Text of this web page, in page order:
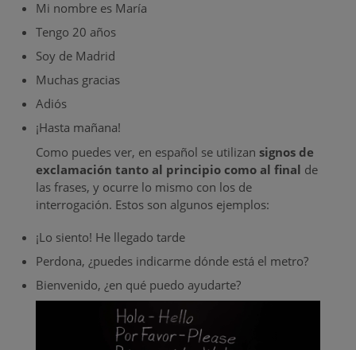
Mi nombre es María
Tengo 20 años
Soy de Madrid
Muchas gracias
Adiós
¡Hasta mañana!
Como puedes ver, en español se utilizan signos de
exclamación tanto al principio como al final de
las frases, y ocurre lo mismo con los de
interrogación. Estos son algunos ejemplos:
¡Lo siento! He llegado tarde
Perdona, ¿puedes indicarme dónde está el metro?
Bienvenido, ¿en qué puedo ayudarte?